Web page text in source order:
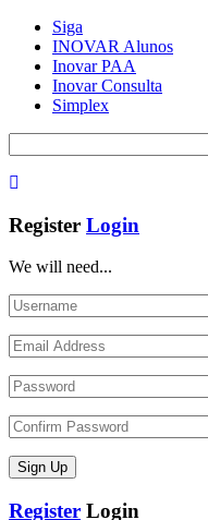
Siga
INOVAR Alunos
Inovar PAA
Inovar Consulta
Simplex
Register Login
We will need...
Register Login